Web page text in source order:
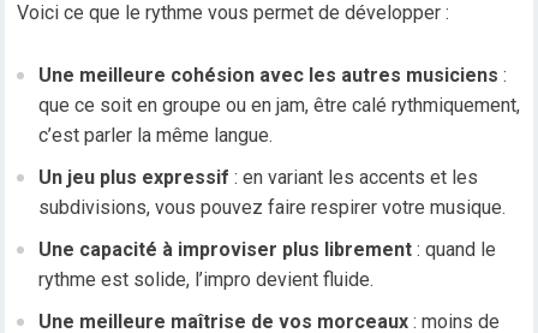
Voici ce que le rythme vous permet de développer :
Une meilleure cohésion avec les autres musiciens :
que ce soit en groupe ou en jam, être calé rythmiquement,
c’est parler la même langue.
Un jeu plus expressif : en variant les accents et les
subdivisions, vous pouvez faire respirer votre musique.
Une capacité à improviser plus librement : quand le
rythme est solide, l’impro devient fluide.
Une meilleure maîtrise de vos morceaux : moins de